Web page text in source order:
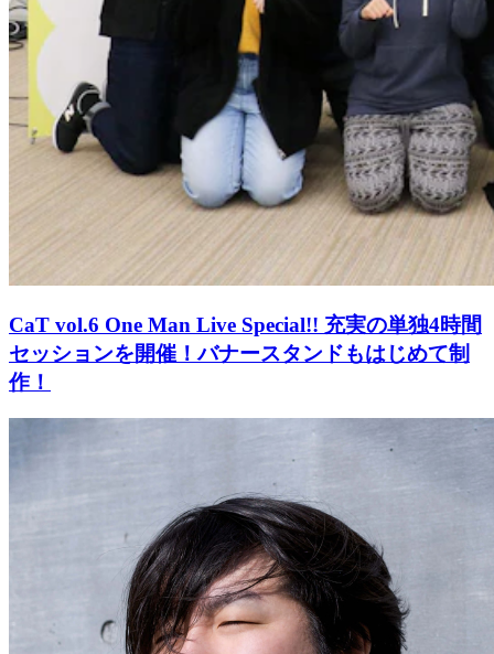
CaT vol.6 One Man Live Special!! 充実の単独4時間
セッションを開催！バナースタンドもはじめて制
作！